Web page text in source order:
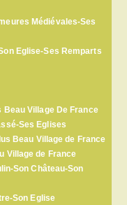
Médiévales-Ses
Eglise-Ses Remparts
Beau Village De France
Ses Eglises
Beau Village de France
Village de France
Son Château-Son
Son Eglise